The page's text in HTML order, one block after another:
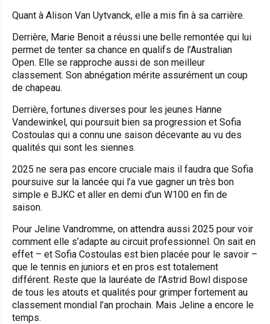
Quant à Alison Van Uytvanck, elle a mis fin à sa carrière.
Derrière, Marie Benoit a réussi une belle remontée qui lui
permet de tenter sa chance en qualifs de l’Australian
Open. Elle se rapproche aussi de son meilleur
classement. Son abnégation mérite assurément un coup
de chapeau.
Derrière, fortunes diverses pour les jeunes Hanne
Vandewinkel, qui poursuit bien sa progression et Sofia
Costoulas qui a connu une saison décevante au vu des
qualités qui sont les siennes.
2025 ne sera pas encore cruciale mais il faudra que Sofia
poursuive sur la lancée qui l’a vue gagner un très bon
simple e BJKC et aller en demi d’un W100 en fin de
saison.
Pour Jeline Vandromme, on attendra aussi 2025 pour voir
comment elle s’adapte au circuit professionnel. On sait en
effet – et Sofia Costoulas est bien placée pour le savoir –
que le tennis en juniors et en pros est totalement
différent. Reste que la lauréate de l’Astrid Bowl dispose
de tous les atouts et qualités pour grimper fortement au
classement mondial l’an prochain. Mais Jeline a encore le
temps.